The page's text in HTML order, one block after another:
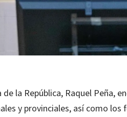
la República, Raquel Peña,
y provinciales, así como